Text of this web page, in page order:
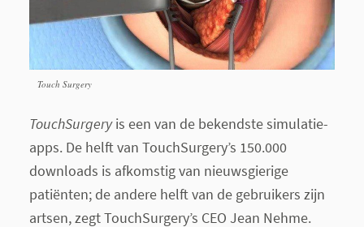
Touch Surgery
TouchSurgeryis een van de bekendste simulatie-
apps. De helft van TouchSurgery’s 150.000
downloads is afkomstig van nieuwsgierige
patiënten; de andere helft van de gebruikers zijn
artsen, zegt TouchSurgery’s CEO Jean Nehme.